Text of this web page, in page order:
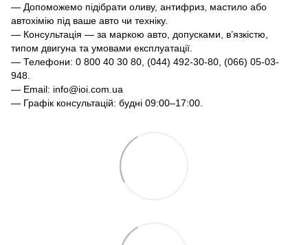
— Допоможемо підібрати оливу, антифриз, мастило або
автохімію під ваше авто чи техніку.
— Консультація — за маркою авто, допусками, в’язкістю,
типом двигуна та умовами експлуатації.
— Телефони: 0 800 40 30 80, (044) 492-30-80, (066) 05-03-
948.
— Email: info@ioi.com.ua
— Графік консультацій: будні 09:00–17:00.